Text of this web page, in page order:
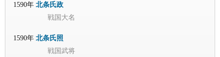
1590年 北条氏政
戦国大名
1590年 北条氏照
戦国武将